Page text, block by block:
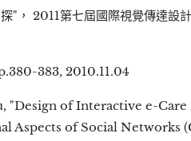
"， 2011第七屆國際視覺傳達
383, 2010.11.04
of Interactive e-
of Social Networks